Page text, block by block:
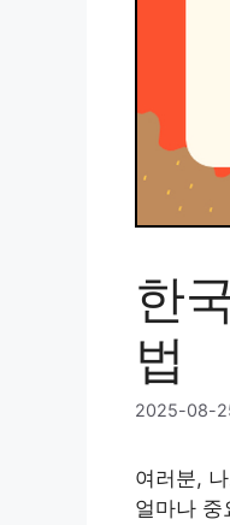
한
법
2025-08-
여러분,
얼마나 중